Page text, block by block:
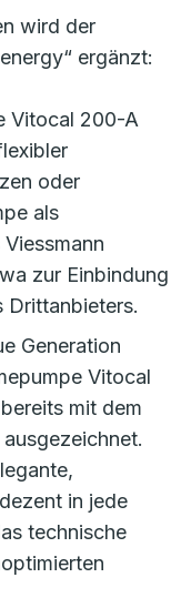
wird der
ergänzt:
Vitocal 200-A
oder
als
zur Einbindung
Drittanbieters.
Generation
Vitocal
mit dem
in jede
technische